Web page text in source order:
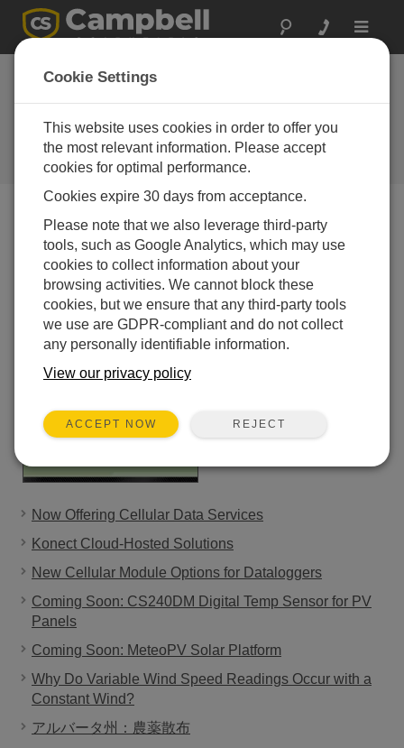
Toggle
Campbell Update
2nd Quarter 2018
An issue of the quarterly newsletter
published by Campbell Scientific,
Inc.
Campbell Update 2nd Quarter 2018
Now Offering Cellular Data Services
Konect Cloud-Hosted Solutions
New Cellular Module Options for Dataloggers
Coming Soon: CS240DM Digital Temp Sensor for PV
Panels
Coming Soon: MeteoPV Solar Platform
Why Do Variable Wind Speed Readings Occur with a
Constant Wind?
アルバータ州：農薬散布
Cookie Settings
This website uses cookies in order to offer you
the most relevant information. Please accept
cookies for optimal performance.
Cookies expire 30 days from acceptance.
Please note that we also leverage third-party
tools, such as Google Analytics, which may use
cookies to collect information about your
browsing activities. We cannot block these
cookies, but we ensure that any third-party tools
we use are GDPR-compliant and do not collect
any personally identifiable information.
View our privacy policy
ACCEPT NOW REJECT